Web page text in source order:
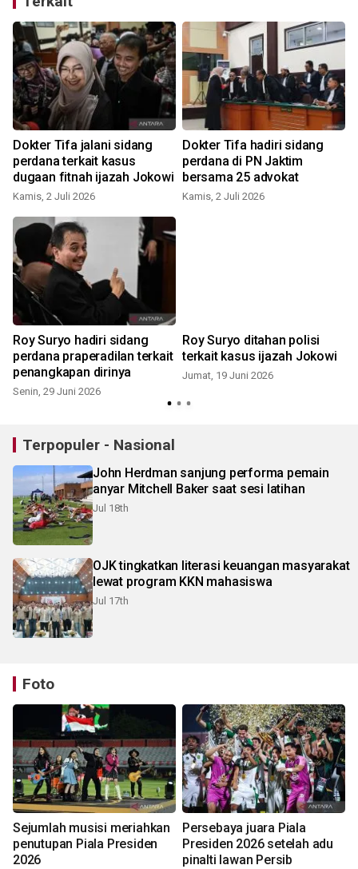
Dokter Tifa jalani sidang
perdana terkait kasus
dugaan fitnah ijazah Jokowi
Kamis, 2 Juli 2026
Dokter Tifa hadiri sidang
perdana di PN Jaktim
bersama 25 advokat
Kamis, 2 Juli 2026
Roy Suryo hadiri sidang
perdana praperadilan terkait
penangkapan dirinya
Senin, 29 Juni 2026
Roy Suryo ditahan polisi
terkait kasus ijazah Jokowi
Jumat, 19 Juni 2026
Terpopuler - Nasional
John Herdman sanjung performa pemain
anyar Mitchell Baker saat sesi latihan
Jul 18th
OJK tingkatkan literasi keuangan masyarakat
lewat program KKN mahasiswa
Jul 17th
Foto
Sejumlah musisi meriahkan
penutupan Piala Presiden
2026
Persebaya juara Piala
Presiden 2026 setelah adu
pinalti lawan Persib